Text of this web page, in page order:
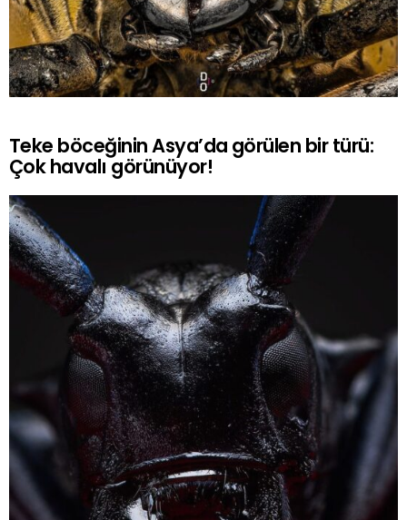
Teke böceğinin Asya’da görülen bir türü:
Çok havalı görünüyor!